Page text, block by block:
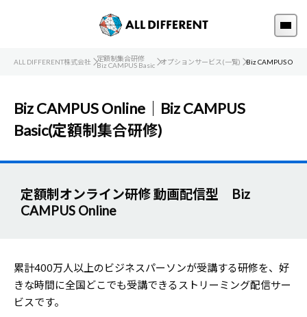
ALL DIFFERENT株式会社
定額制集合研修
Biz CAMPUS Basic
オプションサービス(一覧) Biz CAMPUS
Biz CAMPUS Online｜Biz CAMPUS
Basic(定額制集合研修)
定額制オンライン研修 動画配信型 Biz
CAMPUS Online
累計400万人以上のビジネスパーソンが受講する研修を、好
きな時間に全国どこでも受講できるストリーミング配信サー
ビスです。